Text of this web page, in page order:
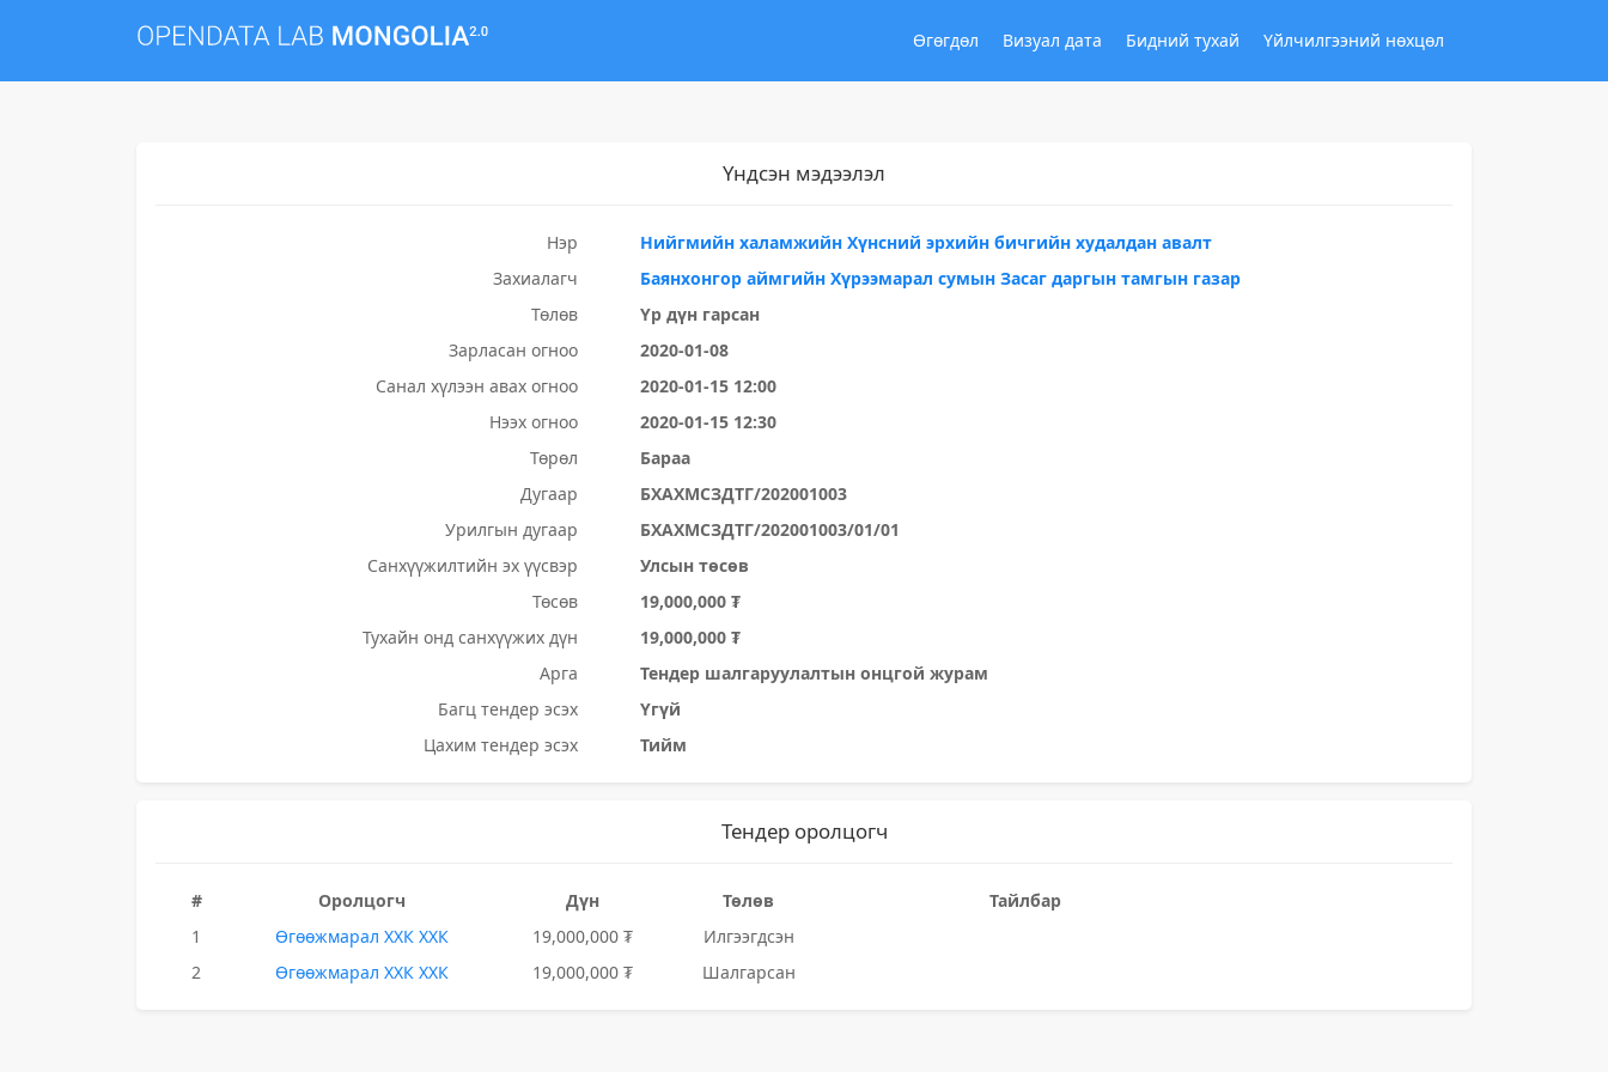
Өгөгдөл Визуал дата Бидний тухай Үйлчилгээний нөхцөл
Үндсэн мэдээлэл
Нэр
Нийгмийн халамжийн Хүнсний эрхийн бичгийн худалдан авалт
Захиалагч
Баянхонгор аймгийн Хүрээмарал сумын Засаг даргын тамгын газар
Төлөв
Үр дүн гарсан
Зарласан огноо
2020-01-08
Санал хүлээн авах огноо
2020-01-15 12:00
Нээх огноо
2020-01-15 12:30
Төрөл
Бараа
Дугаар
БХАХМСЗДТГ/202001003
Урилгын дугаар
БХАХМСЗДТГ/202001003/01/01
Санхүүжилтийн эх үүсвэр
Улсын төсөв
Төсөв
19,000,000 ₮
Тухайн онд санхүүжих дүн
19,000,000 ₮
Арга
Тендер шалгаруулалтын онцгой журам
Багц тендер эсэх
Үгүй
Цахим тендер эсэх
Тийм
Тендер оролцогч
# Оролцогч Дүн Төлөв
Тайлбар
1
Өгөөжмарал ХХК ХХК 19,000,000 ₮
Илгээгдсэн
2
Өгөөжмарал ХХК ХХК 19,000,000 ₮ Шалгарсан